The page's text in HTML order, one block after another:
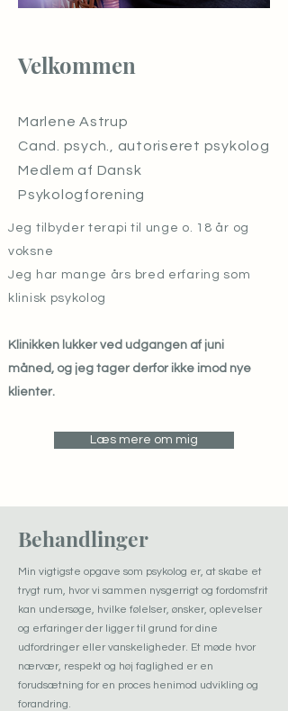
Velkommen
Marlene Astrup
Cand. psych., autoriseret psykolog
Medlem af Dansk
Psykologforening
Jeg tilbyder terapi til unge o. 18 år og
voksne
​Jeg har mange års bred erfaring som
klinisk psykolog
Klinikken lukker ved udgangen af juni
måned, og jeg tager derfor ikke imod nye
klienter.
Læs mere om mig
Behandlinger
Min vigtigste opgave som psykolog er, at skabe et
trygt rum, hvor vi sammen nysgerrigt og fordomsfrit
kan undersøge, hvilke følelser, ønsker, oplevelser
og erfaringer der ligger til grund for dine
udfordringer eller vanskeligheder. Et møde hvor
nærvær, respekt og høj faglighed er en
forudsætning for en proces henimod udvikling og
forandring.